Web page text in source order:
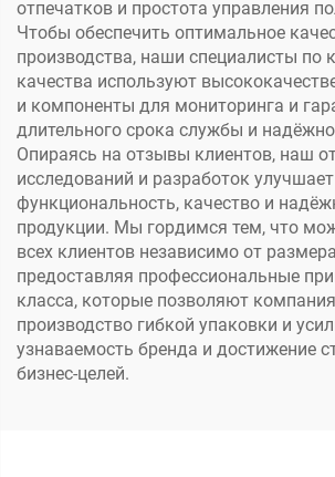
отпечатков и простота управления
Чтобы обеспечить оптимальное
производства, наши специалисты по
качества используют
и компоненты для мониторинга и
длительного срока службы и
Опираясь на отзывы клиентов, наш
исследований и разработок улучшает
функциональность, качество и
продукции. Мы гордимся тем, что
всех клиентов независимо от
предоставляя профессиональные
класса, которые позволяют
производство гибкой упаковки и
узнаваемость бренда и достижение
бизнес-целей.